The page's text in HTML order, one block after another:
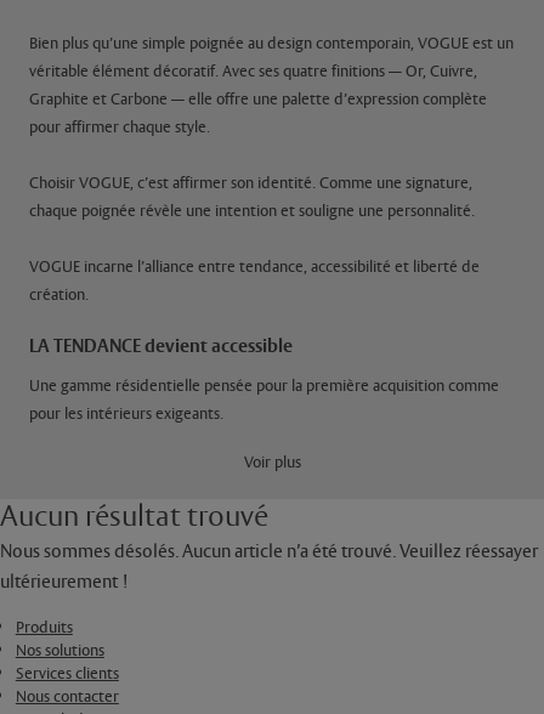
Bien plus qu’une simple poignée au design contemporain, VOGUE est un
véritable élément décoratif. Avec ses quatre finitions — Or, Cuivre,
Graphite et Carbone — elle offre une palette d’expression complète
pour affirmer chaque style.
Choisir VOGUE, c’est affirmer son identité. Comme une signature,
chaque poignée révèle une intention et souligne une personnalité.
VOGUE incarne l’alliance entre tendance, accessibilité et liberté de
création.
LA TENDANCE devient accessible
Une gamme résidentielle pensée pour la première acquisition comme
pour les intérieurs exigeants.
deviennent accessibles au plus grand nombre :
- Petits Intérieurs sympas (primo-accédants)
- Ambiances déco affirmées (secundo-accédants)
- Espaces élégants et intemporels (Résidence)
Déclinaison complète par finition
Une gamme de porte d'entrée complète dont la PALIERE dans toutes
Voir plus
Aucun résultat trouvé
Nous sommes désolés. Aucun article n’a été trouvé. Veuillez réessayer
ultérieurement !
Produits
Nos solutions
Services clients
Nous contacter